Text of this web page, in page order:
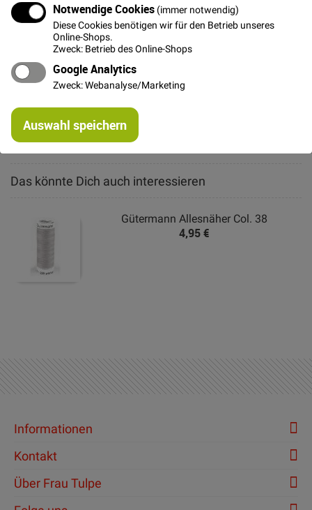
Notwendige Cookies (immer notwendig)
Diese Cookies benötigen wir für den Betrieb unseres
Online-Shops.
Zweck: Betrieb des Online-Shops
Google Analytics
Zweck: Webanalyse/Marketing
Auswahl speichern
Das könnte Dich auch interessieren
Gütermann Allesnäher Col. 38
4,95 €
Details
Wunderbar dünner zarter Jersey mit niedlichen
Lochmuster. Sehr weiche Quailtät und wunderbar auf
der Haut zu tragen. Ideal für T-Shirts, Kleider, Baby- und
Kinderkleidung geeignet.
Weitere Informationen
Informationen
Kontakt
Über Frau Tulpe